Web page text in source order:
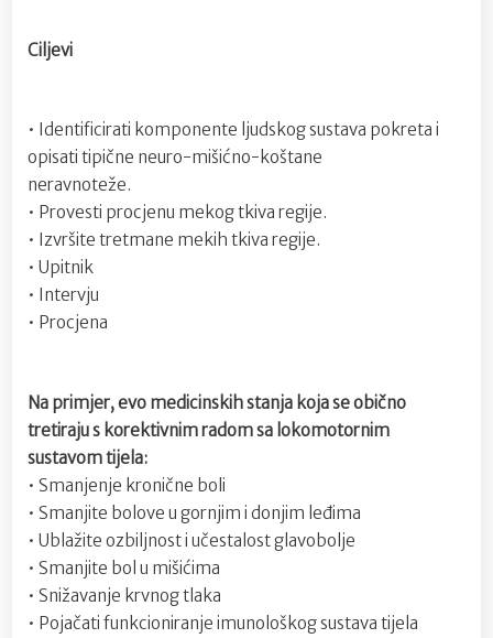
Ciljevi
• Identificirati komponente ljudskog sustava pokreta i
opisati tipične neuro-mišićno-koštane
neravnoteže.
• Provesti procjenu mekog tkiva regije.
• Izvršite tretmane mekih tkiva regije.
• Upitnik
• Intervju
• Procjena
Na primjer, evo medicinskih stanja koja se obično
tretiraju s korektivnim radom sa lokomotornim
sustavom tijela:
• Smanjenje kronične boli
• Smanjite bolove u gornjim i donjim leđima
• Ublažite ozbiljnost i učestalost glavobolje
• Smanjite bol u mišićima
• Snižavanje krvnog tlaka
• Pojačati funkcioniranje imunološkog sustava tijela